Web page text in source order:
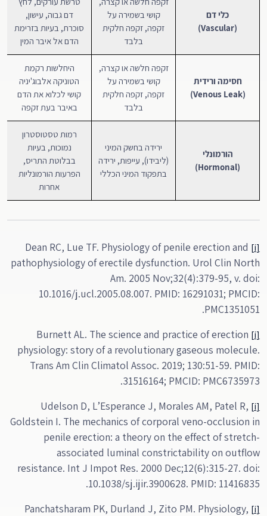
כלי דם
(Vascular)
קושי בשמירה על
זקפה, זקפה חלקית
בלבד
דם גבוה, עישון,
סוכרת, בעיות בזרימת
הדם אל איבר המין
חסימה ורידית
(Venous Leak)
זקפה חלשה או קצרה,
קושי בשמירה על
זקפה, זקפה חלקית
בלבד
היחלשות רקמת
הטוניקה אלבוג'יניה
קושי לכלוא את הדם
באיבר בעת זקפה
הורמונלי
(Hormonal)
ירידה בחשק המיני
(ליבידו), עייפות, ירידה
בתפקוד המיני הכללי
רמות טסטוסטרון
נמוכות, בעיות
בבלוטת התריס,
הפרעות הורמונליות
אחרות
[i]
Dean RC, Lue TF. Physiology of penile erection and
pathophysiology of erectile dysfunction. Urol Clin North
Am. 2005 Nov;32(4):379-95, v. doi:
10.1016/j.ucl.2005.08.007. PMID: 16291031; PMCID:
PMC1351051.
[i]
Burnett AL. The science and practice of erection
physiology: story of a revolutionary gaseous molecule.
Trans Am Clin Climatol Assoc. 2019; 130:51-59. PMID:
31516164; PMCID: PMC6735973.
[i]
Udelson D, L’Esperance J, Morales AM, Patel R,
Goldstein I. The mechanics of corporal veno-occlusion in
penile erection: a theory on the effect of stretch-
associated luminal constrictability on outflow
resistance. Int J Impot Res. 2000 Dec;12(6):315-27. doi:
10.1038/sj.ijir.3900628. PMID: 11416835.
[i]
Panchatsharam PK, Durland J, Zito PM. Physiology,